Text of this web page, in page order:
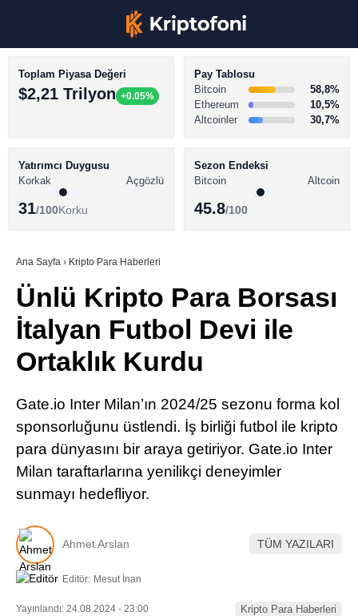
Youtube
TikTok
LinkedIn
Telegram
BİTCOİN HABERLERİ
ALTCOİN HABERLERİ
SÖZLÜK
Toplam Piyasa Değeri
$2,21 Trilyon +0.05%
Pay Tablosu
Bitcoin
58,8%
Ethereum
10,5%
Altcoinler
30,7%
Yatırımcı Duygusu
Korkak
Açgözlü
31/100Korku
Sezon Endeksi
Bitcoin
Altcoin
45.8/100
Ana Sayfa › Kripto Para Haberleri
Ünlü Kripto Para Borsası
İtalyan Futbol Devi ile
Ortaklık Kurdu
Gate.io Inter Milan’ın 2024/25 sezonu forma kol
sponsorluğunu üstlendi. İş birliği futbol ile kripto
para dünyasını bir araya getiriyor. Gate.io Inter
Milan taraftarlarına yenilikçi deneyimler
sunmayı hedefliyor.
Ahmet Arslan TÜM YAZILARI
Editör: Mesut İnan
Yayınlandı: 24.08.2024 - 23:00
Kripto Para Haberleri